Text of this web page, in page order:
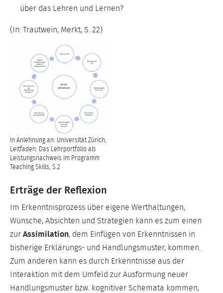
über das Lehren und Lernen?
(In: Trautwein, Merkt, S. 22)
In Anlehnung an: Universität Zürich,
Leitfaden: Das Lehrportfolio als
Leistungsnachweis im Programm
Teaching Skills, S.2
Erträge der Reflexion
Im Erkenntnisprozess über eigene Werthaltungen,
Wünsche, Absichten und Strategien kann es zum einen
zur Assimilation, dem Einfügen von Erkenntnissen in
bisherige Erklärungs- und Handlungsmuster, kommen.
Zum anderen kann es durch Erkenntnisse aus der
Interaktion mit dem Umfeld zur Ausformung neuer
Handlungsmuster bzw. kognitiver Schemata kommen,